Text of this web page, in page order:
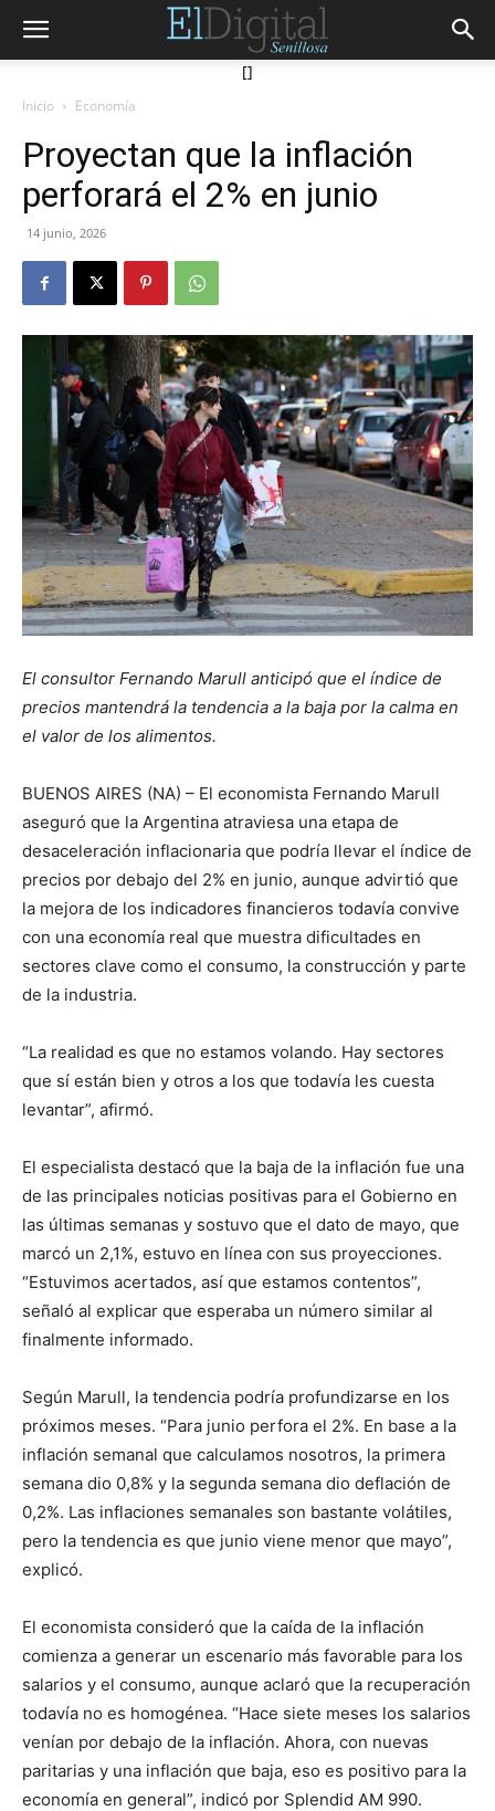
[]
Inicio Economía
Proyectan que la inflación
perforará el 2% en junio
14 junio, 2026
El consultor Fernando Marull anticipó que el índice de
precios mantendrá la tendencia a la baja por la calma en
el valor de los alimentos.
BUENOS AIRES (NA) – El economista Fernando Marull
aseguró que la Argentina atraviesa una etapa de
desaceleración inflacionaria que podría llevar el índice de
precios por debajo del 2% en junio, aunque advirtió que
la mejora de los indicadores financieros todavía convive
con una economía real que muestra dificultades en
sectores clave como el consumo, la construcción y parte
de la industria.
“La realidad es que no estamos volando. Hay sectores
que sí están bien y otros a los que todavía les cuesta
levantar”, afirmó.
El especialista destacó que la baja de la inflación fue una
de las principales noticias positivas para el Gobierno en
las últimas semanas y sostuvo que el dato de mayo, que
marcó un 2,1%, estuvo en línea con sus proyecciones.
“Estuvimos acertados, así que estamos contentos”,
señaló al explicar que esperaba un número similar al
finalmente informado.
Según Marull, la tendencia podría profundizarse en los
próximos meses. “Para junio perfora el 2%. En base a la
inflación semanal que calculamos nosotros, la primera
semana dio 0,8% y la segunda semana dio deflación de
0,2%. Las inflaciones semanales son bastante volátiles,
pero la tendencia es que junio viene menor que mayo”,
explicó.
El economista consideró que la caída de la inflación
comienza a generar un escenario más favorable para los
salarios y el consumo, aunque aclaró que la recuperación
todavía no es homogénea. “Hace siete meses los salarios
venían por debajo de la inflación. Ahora, con nuevas
paritarias y una inflación que baja, eso es positivo para la
economía en general”, indicó por Splendid AM 990.